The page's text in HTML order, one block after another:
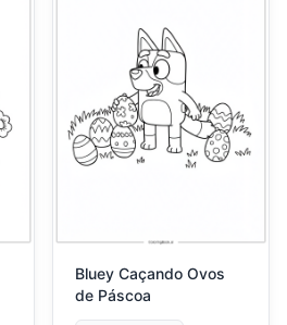
Bluey Caçando Ovos
de Páscoa